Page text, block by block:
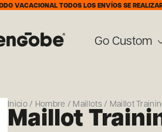
TODOS LOS ENVÍOS SE REALIZARÁN A
Go Custom
Inicio/ Hombre / Maillots / Maillot
Maillot